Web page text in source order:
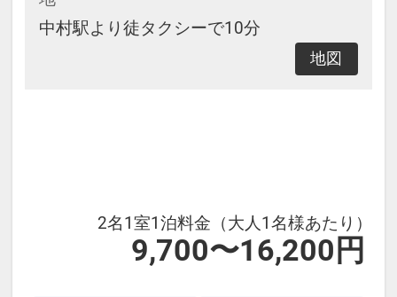
中村駅より徒タクシーで10分
地図
2名1室1泊料金（大人1名様あたり）
9,700〜16,200円